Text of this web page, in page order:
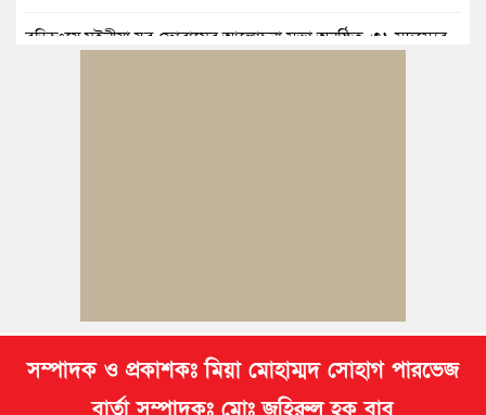
বুড়িচংয়ে মইনীয়া যুব ফোরামের আলোচনা সভা অনুষ্ঠিত, ৩১ সদস্যের
সম্পাদক ও প্রকাশকঃ মিয়া মোহাম্মদ সোহাগ পারভেজ